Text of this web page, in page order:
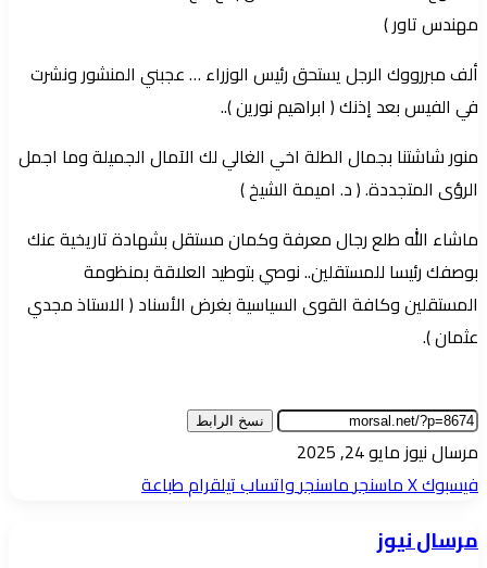
مهندس تاور )
ألف مبررووك الرجل يستحق رئيس الوزراء … عجبني المنشور ونشرت
في الفيس بعد إذنك ( ابراهيم نورين )..
منور شاشتنا بجمال الطلة اخي الغالي لك الآمال الجميلة وما اجمل
الرؤى المتجددة. ( د. اميمة الشيخ )
ماشاء الله طلع رجال معرفة وكمان مستقل بشهادة تاريخية عنك
بوصفك رئيسا للمستقلين.. نوصي بتوطيد العلاقة بمنظومة
المستقلين وكافة القوى السياسية بغرض الأسناد ( الاستاذ مجدي
عثمان ).
نسخ الرابط
مرسال نيوزأرسل
بريدا
مايو 24, 2025
فيسبوك‫Xماسنجرماسنجرواتسابتيلقرامطباعة
مرسال نيوز